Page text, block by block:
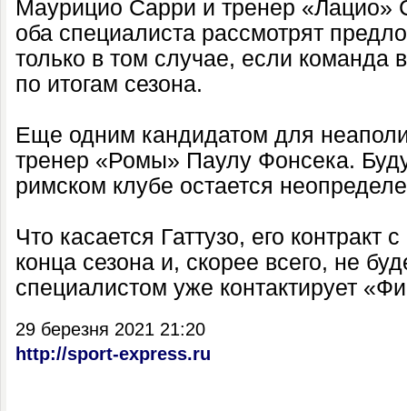
Маурицио Сарри и тренер «Лацио»
оба специалиста рассмотрят
только в том случае, если команда
по итогам сезона.
Еще одним кандидатом для
тренер «Ромы» Паулу Фонсека.
римском клубе остается
Что касается Гаттузо, его контракт
конца сезона и, скорее всего, не
специалистом уже контактирует
29 березня 2021 21:20
http://sport-express.ru